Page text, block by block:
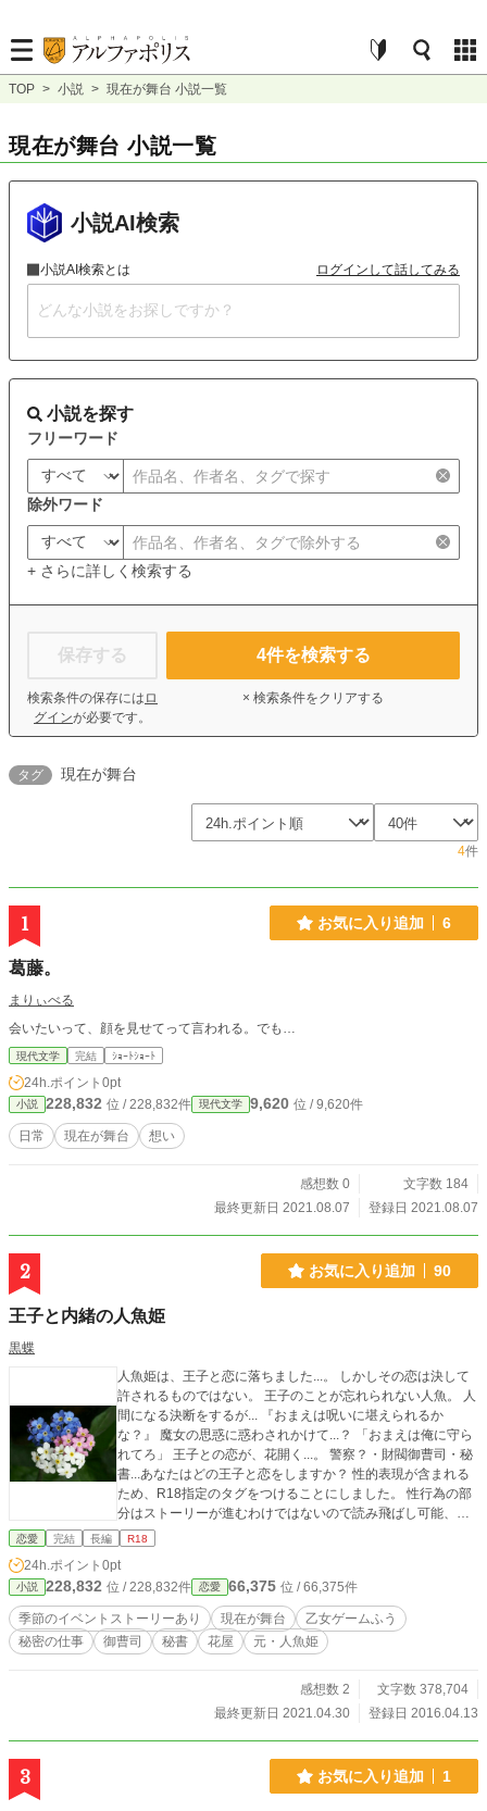
TOP > 小説 > 現在が舞台 小説一覧
現在が舞台 小説一覧
小説AI検索
小説AI検索とは ログインして話してみる
小説を探す
フリーワード
除外ワード
+ さらに詳しく検索する
保存する
検索条件の保存には ロ
グインが必要です。
4件を検索する
× 検索条件をクリアする
タグ 現在が舞台
4件
1 お気に入り追加 6
葛藤。
まりぃべる
会いたいって、顔を見せてって言われる。でも…
現代文学 完結 ｼｮｰﾄｼｮｰﾄ
24h.ポイント 0pt
小説 228,832 位 / 228,832件 現代文学 9,620 位 / 9,620件
日常 現在が舞台 想い
感想数 0
文字数 184
最終更新日 2021.08.07
登録日 2021.08.07
2 お気に入り追加 90
王子と内緒の人魚姫
黒蝶
人魚姫は、王子と恋に落ちました...。 しかしその恋は決して
許されるものではない。 王子のことが忘れられない人魚。 人
間になる決断をするが... 『おまえは呪いに堪えられるか
な？』 魔女の思惑に惑わされかけて...？ 「おまえは俺に守ら
れてろ」 王子との恋が、花開く...。 警察？・財閥御曹司・秘
書...あなたはどの王子と恋をしますか？ 性的表現が含まれる
ため、R18指定のタグをつけることにしました。 性行為の部
分はストーリーが進むわけではないので読み飛ばし可能、タ
イトルに『性的表現あり』と記載し、ストーリーのはじめに
性行為のシーンは読み飛ばしてください。 初作品でなかなか
上手く書けませんが応援よろしくお願いします。
恋愛 完結 長編 R18
24h.ポイント 0pt
小説 228,832 位 / 228,832件 恋愛 66,375 位 / 66,375件
季節のイベントストーリーあり 現在が舞台
乙女ゲームふう
秘密の仕事
御曹司 秘書 花屋 元・人魚姫
感想数 2
文字数 378,704
最終更新日 2021.04.30
登録日 2016.04.13
3 お気に入り追加 1